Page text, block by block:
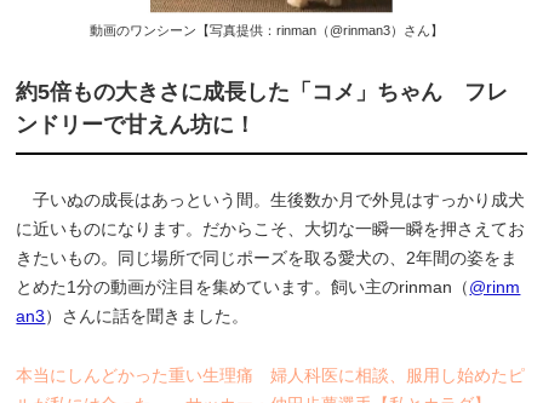
動画のワンシーン【写真提供：rinman（@rinman3）さん】
約5倍もの大きさに成長した「コメ」ちゃん フレ
ンドリーで甘えん坊に！
子いぬの成長はあっという間。生後数か月で外見はすっかり成犬
に近いものになります。だからこそ、大切な一瞬一瞬を押さえてお
きたいもの。同じ場所で同じポーズを取る愛犬の、2年間の姿をま
とめた1分の動画が注目を集めています。飼い主のrinman（@rinm
an3）さんに話を聞きました。
本当にしんどかった重い生理痛 婦人科医に相談、服用し始めたピ